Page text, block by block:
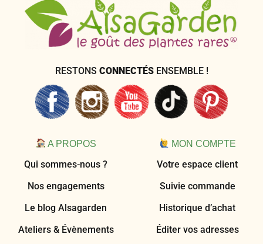
RESTONS CONNECTÉS ENSEMBLE !
A PROPOS
Qui sommes-nous ?
Nos engagements
Le blog Alsagarden
Ateliers & Évènements
MON COMPTE
Votre espace client
Suivie commande
Historique d’achat
Éditer vos adresses